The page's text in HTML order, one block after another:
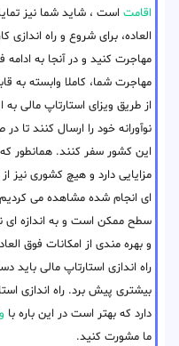
اقامت است ، شاید شما نیز
العاده، برای شروع و راه اندازی
مهاجرت کنید و در آنجا به ادامه
مهاجرت شما، کاملا وابسته به
از طریق ویزای استارتاپ مالی
نوآورانه خود را ارسال کنند تا
این کشور سفر کنند. همانطور
مزایایی دارد و هیچ کشوری نیز
ای انجام شده مشاهده می
سطح ممکن است و به اندازه ای
و بهره مندی از امکانات فوق
راه اندازی استارتاپ مالی
بیشتری پیش برد. راه اندازی
دارد که بهتر است در این باره با
ما مشورت کنید.